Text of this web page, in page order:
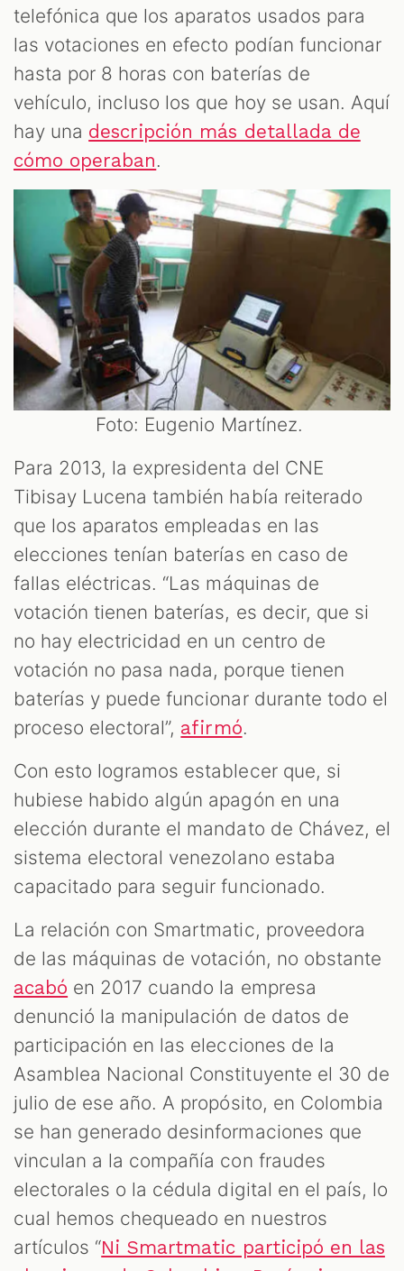
telefónica que los aparatos usados para
las votaciones en efecto podían funcionar
hasta por 8 horas con baterías de
vehículo, incluso los que hoy se usan. Aquí
hay una descripción más detallada de
cómo operaban.
Foto: Eugenio Martínez.
Para 2013, la expresidenta del CNE
Tibisay Lucena también había reiterado
que los aparatos empleadas en las
elecciones tenían baterías en caso de
fallas eléctricas. “Las máquinas de
votación tienen baterías, es decir, que si
no hay electricidad en un centro de
votación no pasa nada, porque tienen
baterías y puede funcionar durante todo el
proceso electoral”, afirmó.
Con esto logramos establecer que, si
hubiese habido algún apagón en una
elección durante el mandato de Chávez, el
sistema electoral venezolano estaba
capacitado para seguir funcionado.
La relación con Smartmatic, proveedora
de las máquinas de votación, no obstante
acabó en 2017 cuando la empresa
denunció la manipulación de datos de
participación en las elecciones de la
Asamblea Nacional Constituyente el 30 de
julio de ese año. A propósito, en Colombia
se han generado desinformaciones que
vinculan a la compañía con fraudes
electorales o la cédula digital en el país, lo
cual hemos chequeado en nuestros
artículos “Ni Smartmatic participó en las